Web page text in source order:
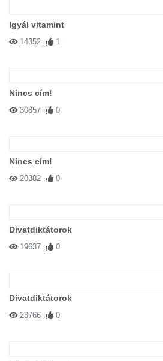
Igyál vitamint
14352 1
Nincs cím!
30857 0
Nincs cím!
20382 0
Divatdiktátorok
19637 0
Divatdiktátorok
23766 0